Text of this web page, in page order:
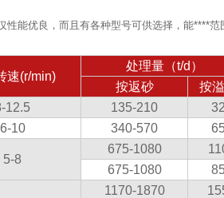
能优良，而且有各种型号可供选择，能****范
速(r/min)
处理量（t/d）
按返砂
按
12.5 135-210 32
6-10 340-570
5-8
675-1080
675-1080
1170-1870